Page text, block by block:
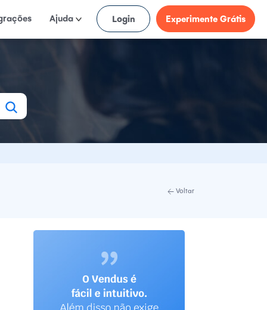
Ajuda Login Experimente Grátis
Voltar